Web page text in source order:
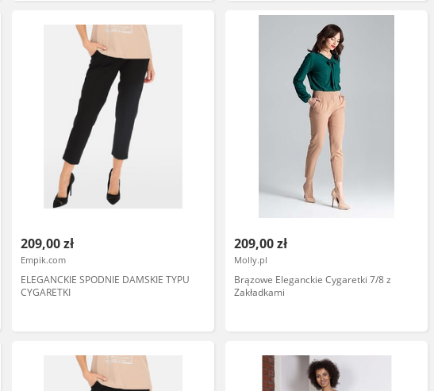
209,00 zł
Empik.com
ELEGANCKIE SPODNIE DAMSKIE TYPU
CYGARETKI
209,00 zł
Molly.pl
Brązowe Eleganckie Cygaretki 7/8 z
Zakładkami